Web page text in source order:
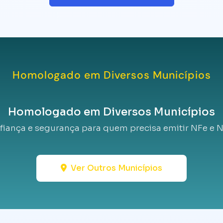
Homologado em Diversos Municípios
Homologado em Diversos Municípios
e segurança para quem precisa emitir NFe e
Ver Outros Municípios